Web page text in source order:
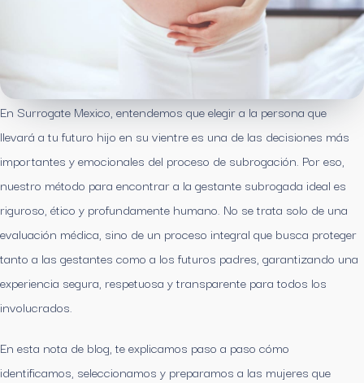
En Surrogate Mexico, entendemos que elegir a la persona que
llevará a tu futuro hijo en su vientre es una de las decisiones más
importantes y emocionales del proceso de subrogación. Por eso,
nuestro método para encontrar a la gestante subrogada ideal es
riguroso, ético y profundamente humano. No se trata solo de una
evaluación médica, sino de un proceso integral que busca proteger
tanto a las gestantes como a los futuros padres, garantizando una
experiencia segura, respetuosa y transparente para todos los
involucrados.
En esta nota de blog, te explicamos paso a paso cómo
identificamos, seleccionamos y preparamos a las mujeres que